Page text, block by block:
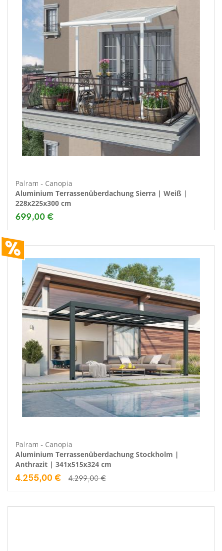
Palram - Canopia
Aluminium Terrassenüberdachung Sierra | Weiß |
228x225x300 cm
699,00 €
Palram - Canopia
Aluminium Terrassenüberdachung Stockholm |
Anthrazit | 341x515x324 cm
4.255,00 € 4.299,00 €